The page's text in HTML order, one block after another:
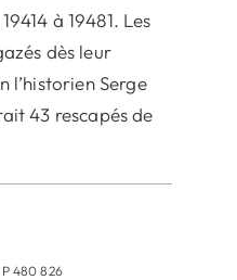
à 19481. Les
dès leur
l’historien Serge
43 rescapés de
P 480 826